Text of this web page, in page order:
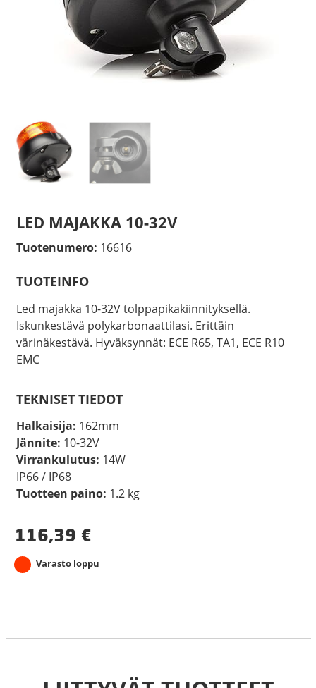
LED MAJAKKA 10-32V
Tuotenumero: 16616
TUOTEINFO
Led majakka 10-32V tolppapikakiinnityksellä.
Iskunkestävä polykarbonaattilasi. Erittäin
värinäkestävä. Hyväksynnät: ECE R65, TA1, ECE R10
EMC
TEKNISET TIEDOT
Halkaisija: 162mm
Jännite: 10-32V
Virrankulutus: 14W
IP66 / IP68
Tuotteen paino: 1.2 kg
116,39 €
Varasto loppu